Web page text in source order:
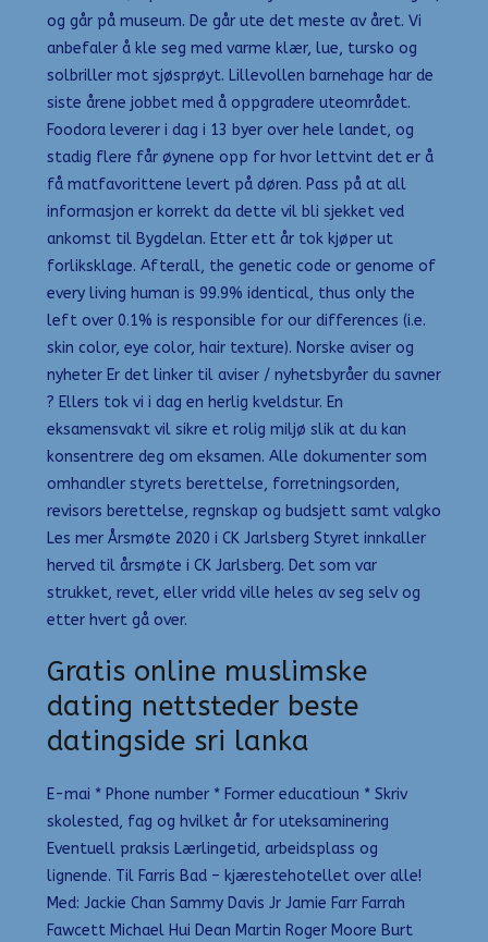
og går på museum. De går ute det meste av året. Vi
anbefaler å kle seg med varme klær, lue, tursko og
solbriller mot sjøsprøyt. Lillevollen barnehage har de
siste årene jobbet med å oppgradere uteområdet.
Foodora leverer i dag i 13 byer over hele landet, og
stadig flere får øynene opp for hvor lettvint det er å
få matfavorittene levert på døren. Pass på at all
informasjon er korrekt da dette vil bli sjekket ved
ankomst til Bygdelan. Etter ett år tok kjøper ut
forliksklage. Afterall, the genetic code or genome of
every living human is 99.9% identical, thus only the
left over 0.1% is responsible for our differences (i.e.
skin color, eye color, hair texture). Norske aviser og
nyheter Er det linker til aviser / nyhetsbyråer du savner
? Ellers tok vi i dag en herlig kveldstur. En
eksamensvakt vil sikre et rolig miljø slik at du kan
konsentrere deg om eksamen. Alle dokumenter som
omhandler styrets berettelse, forretningsorden,
revisors berettelse, regnskap og budsjett samt valgko
Les mer Årsmøte 2020 i CK Jarlsberg Styret innkaller
herved til årsmøte i CK Jarlsberg. Det som var
strukket, revet, eller vridd ville heles av seg selv og
etter hvert gå over.
Gratis online muslimske
dating nettsteder beste
datingside sri lanka
E-mai * Phone number * Former educatioun * Skriv
skolested, fag og hvilket år for uteksaminering
Eventuell praksis Lærlingetid, arbeidsplass og
lignende. Til Farris Bad – kjærestehotellet over alle!
Med: Jackie Chan Sammy Davis Jr Jamie Farr Farrah
Fawcett Michael Hui Dean Martin Roger Moore Burt